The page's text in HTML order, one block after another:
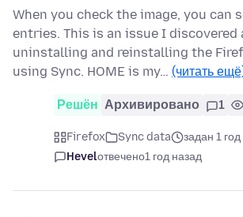
When you check the image, you can
entries. This is an issue I discovered
uninstalling and reinstalling the
using Sync. HOME is my… (читать
Решён Архивировано 1
Firefox Sync data
задан 1
Hevelотвечено1 год назад